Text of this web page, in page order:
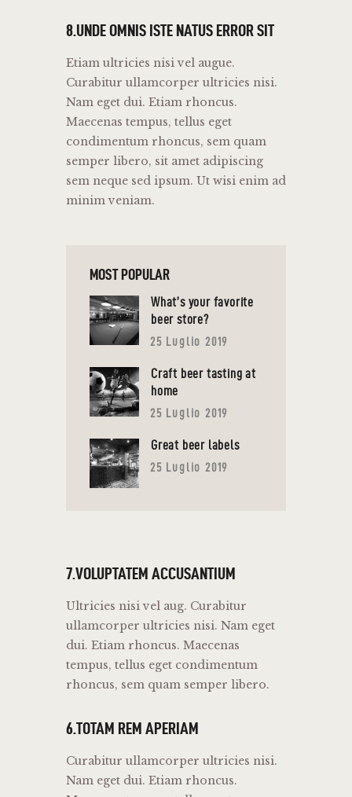
8.UNDE OMNIS ISTE NATUS ERROR SIT
Etiam ultricies nisi vel augue.
Curabitur ullamcorper ultricies nisi.
Nam eget dui. Etiam rhoncus.
Maecenas tempus, tellus eget
condimentum rhoncus, sem quam
semper libero, sit amet adipiscing
sem neque sed ipsum. Ut wisi enim ad
minim veniam.
MOST POPULAR
What’s your favorite
beer store?
25 Luglio 2019
Craft beer tasting at
home
25 Luglio 2019
Great beer labels
25 Luglio 2019
7.VOLUPTATEM ACCUSANTIUM
Ultricies nisi vel aug. Curabitur
ullamcorper ultricies nisi. Nam eget
dui. Etiam rhoncus. Maecenas
tempus, tellus eget condimentum
rhoncus, sem quam semper libero.
6.TOTAM REM APERIAM
Curabitur ullamcorper ultricies nisi.
Nam eget dui. Etiam rhoncus.